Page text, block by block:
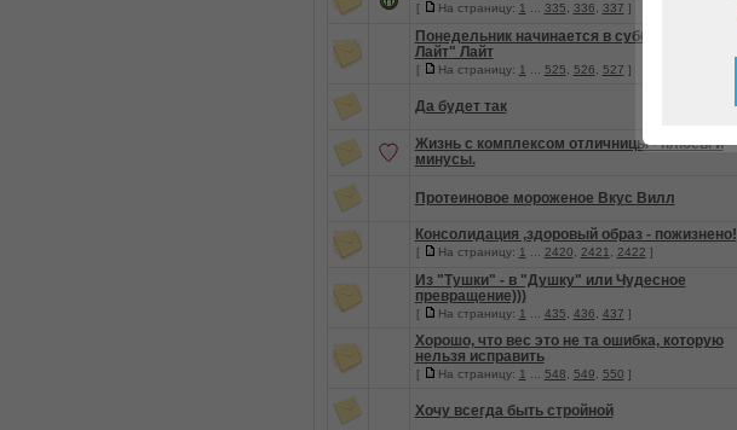
[ На страницу: 1 335 336 337 ]
Понедельник начинается в субботу или "Дю
Лайт" Лайт
[ На страницу: 1 525 526 527 ]
Да будет так
Жизнь с комплексом отличницы - плюсы и
минусы.
Протеиновое мороженое Вкус Вилл
Консолидация ,здоровый образ - пожизнено!
[ На страницу: 1 2420 2421 2422 ]
Из "Тушки" - в "Душку" или Чудесное
превращение)))
[ На страницу: 1 435 436 437 ]
Хорошо, что вес это не та ошибка, которую
нельзя исправить
[ На страницу: 1 548 549 550 ]
Хочу всегда быть стройной